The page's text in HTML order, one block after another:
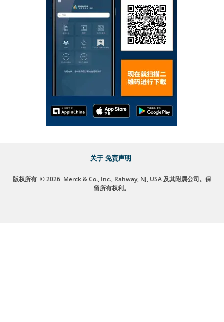
关于 免责声明
版权所有 © 2026 Merck & Co., Inc., Rahway, NJ, USA 及其附属公司。保
留所有权利。